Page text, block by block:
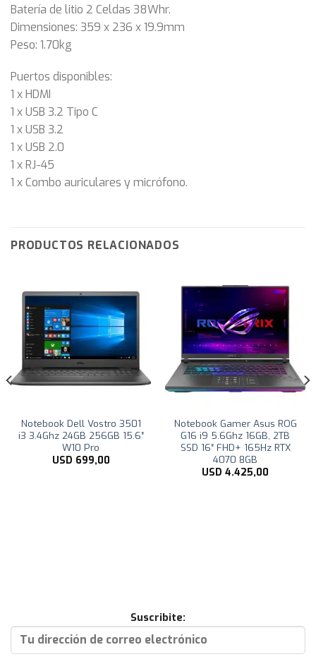
Batería de litio 2 Celdas 38Whr.
Dimensiones: 359 x 236 x 19.9mm
Peso: 1.70kg
Puertos disponibles:
1 x HDMI
1 x USB 3.2 Tipo C
1 x USB 3.2
1 x USB 2.0
1 x RJ-45
1 x Combo auriculares y micrófono.
PRODUCTOS RELACIONADOS
Notebook Dell Vostro 3501
i3 3.4Ghz 24GB 256GB 15.6″
W10 Pro
USD 699,00
Notebook Gamer Asus ROG
G16 i9 5.6Ghz 16GB, 2TB
SSD 16″ FHD+ 165Hz RTX
4070 8GB
USD 4.425,00
Suscribite: